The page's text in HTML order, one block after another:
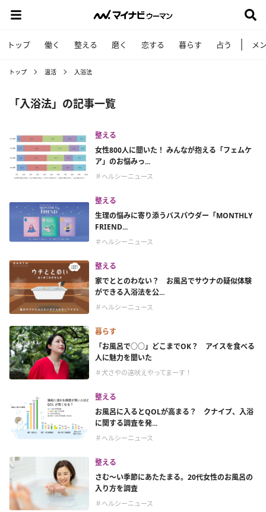
トップ 働く 整える 磨く 恋する 暮らす 占う メ
トップ 温活 入浴法
「入浴法」の記事一覧
整える
女性800人に聞いた！ みんなが抱える「フェムケ
ア」のお悩みっ...
＃ヘルシーニュース
整える
生理の悩みに寄り添うバスパウダー「MONTHLY
FRIEND...
＃ヘルシーニュース
整える
家でととのわない？ お風呂でサウナの疑似体験
ができる入浴法を公...
＃ヘルシーニュース
暮らす
「お風呂で○○」どこまでOK？ アイスを食べる
人に魅力を聞いた
＃犬さやの遠吠えやってまーす！
整える
お風呂に入るとQOLが高まる？ クナイプ、入浴
に関する調査を発...
＃ヘルシーニュース
整える
さむ～い季節にあたたまる。20代女性のお風呂の
入り方を調査
＃ヘルシーニュース